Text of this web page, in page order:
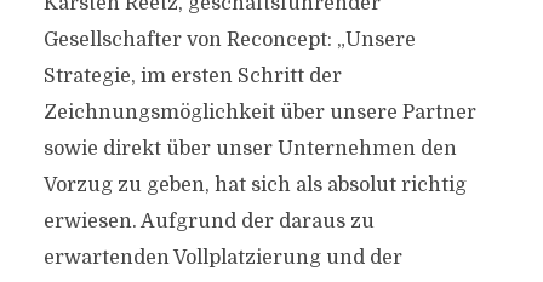
Gesellschafter von Reconcept: „Unsere
Strategie, im ersten Schritt der
Zeichnungsmöglichkeit über unsere Partner
sowie direkt über unser Unternehmen den
Vorzug zu geben, hat sich als absolut richtig
erwiesen. Aufgrund der daraus zu
erwartenden Vollplatzierung und der